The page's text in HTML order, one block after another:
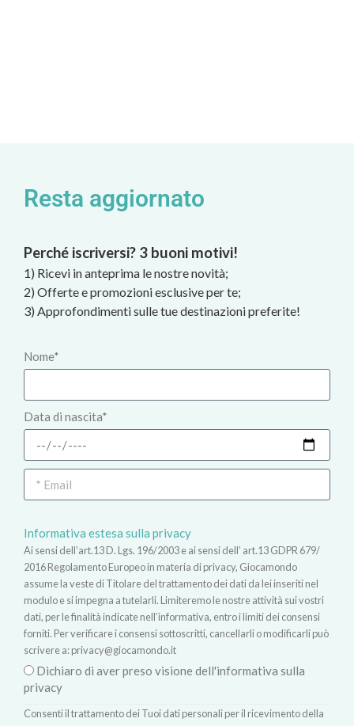
Resta aggiornato
Perché iscriversi? 3 buoni motivi!
1) Ricevi in anteprima le nostre novità;
2) Offerte e promozioni esclusive per te;
3) Approfondimenti sulle tue destinazioni preferite!
Nome*
Data di nascita*
Informativa estesa sulla privacy
Ai sensi dell’art.13 D. Lgs. 196/2003 e ai sensi dell’ art.13 GDPR 679/
2016 Regolamento Europeo in materia di privacy, Giocamondo
assume la veste di Titolare del trattamento dei dati da lei inseriti nel
modulo e si impegna a tutelarli. Limiteremo le nostre attività sui vostri
dati, per le finalità indicate nell’informativa, entro i limiti dei consensi
forniti. Per verificare i consensi sottoscritti, cancellarli o modificarli può
scrivere a:privacy@giocamondo.it
Dichiaro di aver preso visione dell'informativa sulla
privacy
Consenti il trattamento dei Tuoi dati personali per il ricevimento della